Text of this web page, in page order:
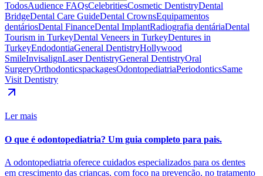
TodosAudience FAQsCelebritiesCosmetic DentistryDental
BridgeDental Care GuideDental CrownsEquipamentos
dentáriosDental FinanceDental ImplantRadiografia dentáriaDental
Tourism in TurkeyDental Veneers in TurkeyDentures in
TurkeyEndodontiaGeneral DentistryHollywood
SmileInvisalignLaser DentistryGeneral DentistryOral
SurgeryOrthodonticspackagesOdontopediatriaPeriodonticsSame
Visit Dentistry
Ler mais
O que é odontopediatria? Um guia completo para pais.
A odontopediatria oferece cuidados especializados para os dentes
em crescimento das crianças, com foco na prevenção, no tratamento